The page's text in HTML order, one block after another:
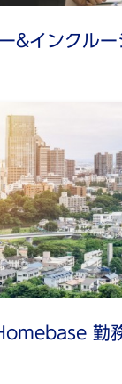
ー&インク
勤